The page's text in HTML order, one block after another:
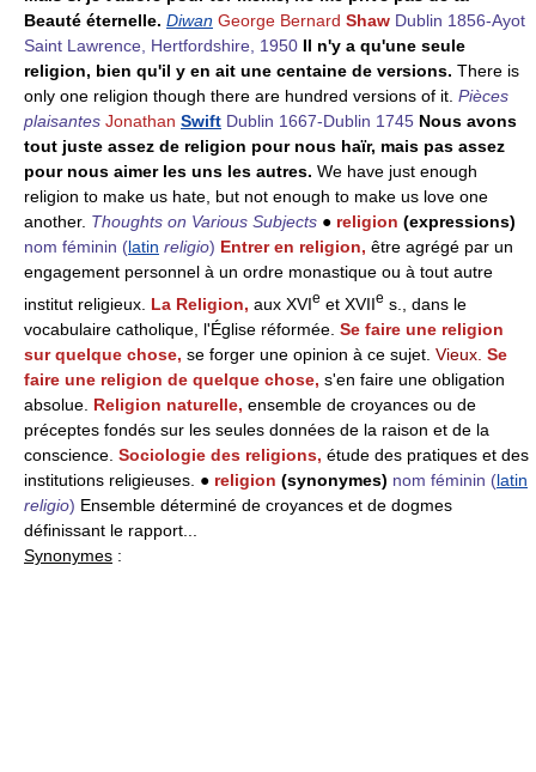
Beauté éternelle. Diwan George Bernard Shaw Dublin 1856-Ayot
Saint Lawrence, Hertfordshire, 1950 Il n'y a qu'une seule
religion, bien qu'il y en ait une centaine de versions. There is
only one religion though there are hundred versions of it. Pièces
plaisantes Jonathan Swift Dublin 1667-Dublin 1745 Nous avons
tout juste assez de religion pour nous haïr, mais pas assez
pour nous aimer les uns les autres. We have just enough
religion to make us hate, but not enough to make us love one
another. Thoughts on Various Subjects ● religion (expressions)
nom féminin (latin religio) Entrer en religion, être agrégé par un
engagement personnel à un ordre monastique ou à tout autre
institut religieux. La Religion, aux XVIe et XVIIe s., dans le
vocabulaire catholique, l'Église réformée. Se faire une religion
sur quelque chose, se forger une opinion à ce sujet. Vieux. Se
faire une religion de quelque chose, s'en faire une obligation
absolue. Religion naturelle, ensemble de croyances ou de
préceptes fondés sur les seules données de la raison et de la
conscience. Sociologie des religions, étude des pratiques et des
institutions religieuses. ● religion (synonymes) nom féminin (latin
religio) Ensemble déterminé de croyances et de dogmes
définissant le rapport...
Synonymes :